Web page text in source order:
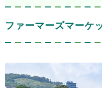
ファーマーズマーケ